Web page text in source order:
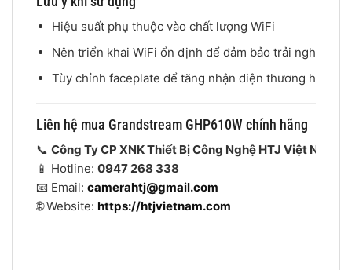
Hiệu suất phụ thuộc vào chất lượng WiFi
Nên triển khai WiFi ổn định để đảm bảo trải nghiệm
Tùy chỉnh faceplate để tăng nhận diện thương hiệu
Liên hệ mua Grandstream GHP610W chính hãng
📞 Công Ty CP XNK Thiết Bị Công Nghệ HTJ Việt Nam
📱 Hotline: 0947 268 338
📧 Email: camerahtj@gmail.com
🌐 Website: https://htjvietnam.com